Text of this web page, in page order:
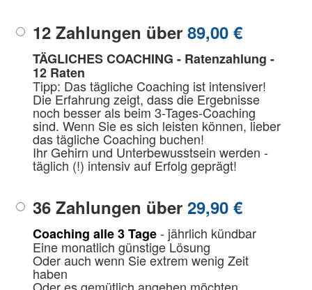
12 Zahlungen über 89,00 €
TÄGLICHES COACHING - Ratenzahlung -
12 Raten
Tipp: Das tägliche Coaching ist intensiver!
Die Erfahrung zeigt, dass die Ergebnisse
noch besser als beim 3-Tages-Coaching
sind. Wenn Sie es sich leisten können, lieber
das tägliche Coaching buchen!
Ihr Gehirn und Unterbewusstsein werden -
täglich (!) intensiv auf Erfolg geprägt!
36 Zahlungen über 29,90 €
Coaching alle 3 Tage- jährlich kündbar
Eine monatlich günstige Lösung
Oder auch wenn Sie extrem wenig Zeit
haben